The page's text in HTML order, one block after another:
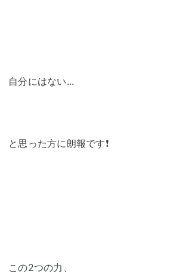
自分にはない...
と思った方に朗報です❗️
この2つの力、